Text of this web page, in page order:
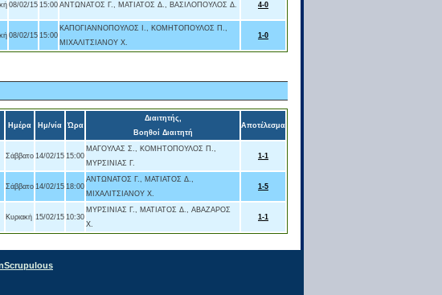
08/02/15 15:00 ΑΝΤΩΝΑΤΟΣ Γ., ΜΑΤΙΑΤΟΣ Δ., ΒΑΣΙΛΟΠΟΥΛΟΣ Δ. 4-0
08/02/15 15:00
ΚΑΠΟΓΙΑΝΝΟΠΟΥΛΟΣ Ι., ΚΟΜΗΤΟΠΟΥΛΟΣ Π.,
ΜΙΧΑΛΙΤΣΙΑΝΟΥ Χ.
1-0
Ημέρα Ημ/νία Ώρα
Διαιτητής,
Βοηθοί Διαιτητή
Αποτέλεσμα
Σάββατο 14/02/15 15:00
ΜΑΓΟΥΛΑΣ Σ., ΚΟΜΗΤΟΠΟΥΛΟΣ Π.,
ΜΥΡΣΙΝΙΑΣ Γ.
1-1
Σάββατο 14/02/15 18:00
ΑΝΤΩΝΑΤΟΣ Γ., ΜΑΤΙΑΤΟΣ Δ.,
ΜΙΧΑΛΙΤΣΙΑΝΟΥ Χ.
1-5
Κυριακή 15/02/15 10:30
ΜΥΡΣΙΝΙΑΣ Γ., ΜΑΤΙΑΤΟΣ Δ., ΑΒΑΖΑΡΟΣ
Χ.
1-1